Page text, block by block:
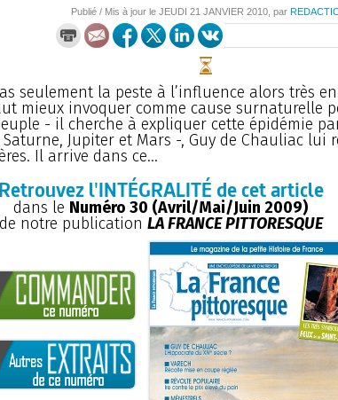
Publié / Mis à jour le JEUDI 21 JANVIER 2010 , par
seulement la peste à l’influence alors très
mieux invoquer comme cause surnaturelle
- il cherche à expliquer cette épidémie
Jupiter et Mars -, Guy de Chauliac lui
Il arrive dans ce...
Retrouvez l'INTÉGRALITÉ de cet article
dans le Numéro 30 (Avril/Mai/Juin 2009)
de notre publication LA FRANCE PITTORESQUE